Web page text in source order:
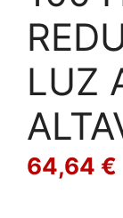
LUZ
64,64 €